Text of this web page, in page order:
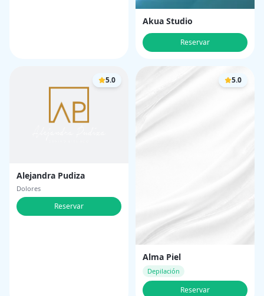
Akua Studio
Reservar
5.0
Alejandra Pudiza
Dolores
Reservar
5.0
Alma Piel
Depilación
Reservar